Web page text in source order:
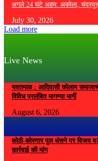
अगले 24 घंटे अहम: अकोला, चंद्रपुर,
July 30, 2026
Load more
Live News
यवतमाळ : आदिवासी कोलाम
विविध प्रलंबित मागण्या मार्गी
August 6, 2026
कोठी-कोरणार पुल धंसने पर विजय
कार्रवाई की मांग